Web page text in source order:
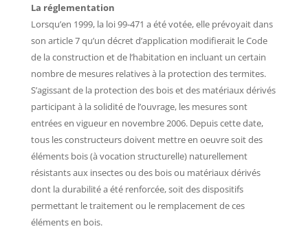
La réglementation
Lorsqu’en 1999, la loi 99-471 a été votée, elle prévoyait dans
son article 7 qu’un décret d’application modifierait le Code
de la construction et de l’habitation en incluant un certain
nombre de mesures relatives à la protection des termites.
S’agissant de la protection des bois et des matériaux dérivés
participant à la solidité de l’ouvrage, les mesures sont
entrées en vigueur en novembre 2006. Depuis cette date,
tous les constructeurs doivent mettre en oeuvre soit des
éléments bois (à vocation structurelle) naturellement
résistants aux insectes ou des bois ou matériaux dérivés
dont la durabilité a été renforcée, soit des dispositifs
permettant le traitement ou le remplacement de ces
éléments en bois.